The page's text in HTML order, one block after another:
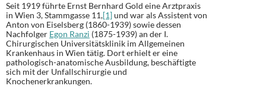
Seit 1919 führte Ernst Bernhard Gold eine Arztpraxis
in Wien 3, Stammgasse 11,[1]und war als Assistent von
Anton von Eiselsberg (1860-1939) sowie dessen
Nachfolger Egon Ranzi (1875-1939) an der I.
Chirurgischen Universitätsklinik im Allgemeinen
Krankenhaus in Wien tätig. Dort erhielt er eine
pathologisch-anatomische Ausbildung, beschäftigte
sich mit der Unfallschirurgie und
Knochenerkrankungen.